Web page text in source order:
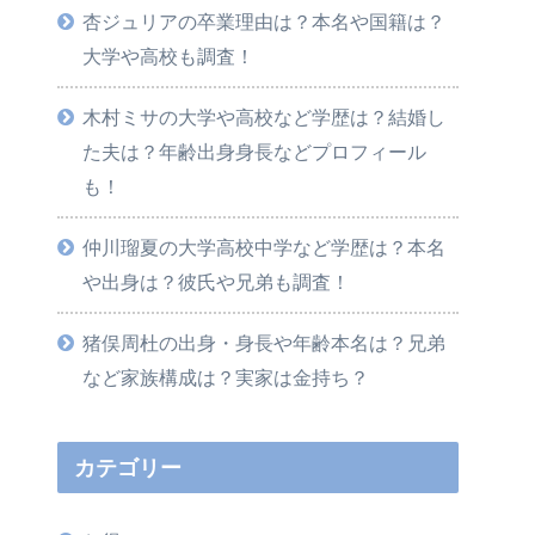
杏ジュリアの卒業理由は？本名や国籍は？
大学や高校も調査！
木村ミサの大学や高校など学歴は？結婚し
た夫は？年齢出身身長などプロフィール
も！
仲川瑠夏の大学高校中学など学歴は？本名
や出身は？彼氏や兄弟も調査！
猪俣周杜の出身・身長や年齢本名は？兄弟
など家族構成は？実家は金持ち？
カテゴリー